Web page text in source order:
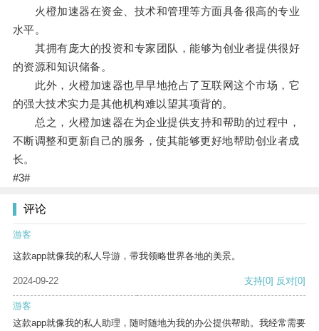
火橙加速器在资金、技术和管理等方面具备很高的专业
水平。
其拥有庞大的投资和专家团队，能够为创业者提供很好
的资源和知识储备。
此外，火橙加速器也早早地抢占了互联网这个市场，它
的强大技术实力是其他机构难以望其项背的。
总之，火橙加速器在为企业提供支持和帮助的过程中，
不断调整和更新自己的服务，使其能够更好地帮助创业者成
长。
#3#
评论
游客
这款app就像我的私人导游，带我领略世界各地的美景。
2024-09-22 支持[0] 反对[0]
游客
这款app就像我的私人助理，随时随地为我的办公提供帮助。我经常需要